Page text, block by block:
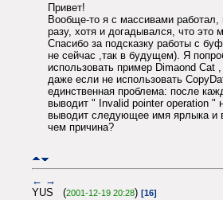
Привет!
Вообще-то я с массивами
разу, хотя и догадывался, что это
Спасибо за подсказку работы с
не сейчас ,так в будущем). Я
использовать пример Dimaond Cat
даже если не использовать
единственная проблема: после
выводит " Invalid pointer operation
выводит следующее имя ярлыка и
чем причина?
← →
YUS (2001-12-19 20:28) [16]